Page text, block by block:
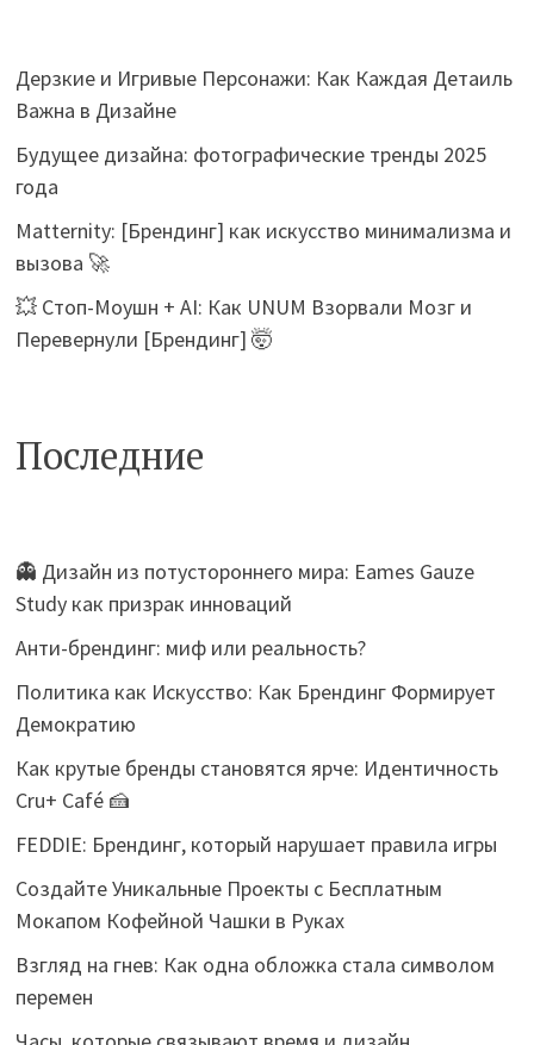
Дерзкие и Игривые Персонажи: Как Каждая Детаиль
Важна в Дизайне
Будущее дизайна: фотографические тренды 2025
года
Matternity: [Брендинг] как искусство минимализма и
вызова 🚀
💥 Стоп-Моушн + AI: Как UNUM Взорвали Мозг и
Перевернули [Брендинг] 🤯
Последние
👻 Дизайн из потустороннего мира: Eames Gauze
Study как призрак инноваций
Анти-брендинг: миф или реальность?
Политика как Искусство: Как Брендинг Формирует
Демократию
Как крутые бренды становятся ярче: Идентичность
Cru+ Café 🍰
FEDDIE: Брендинг, который нарушает правила игры
Создайте Уникальные Проекты с Бесплатным
Мокапом Кофейной Чашки в Руках
Взгляд на гнев: Как одна обложка стала символом
перемен